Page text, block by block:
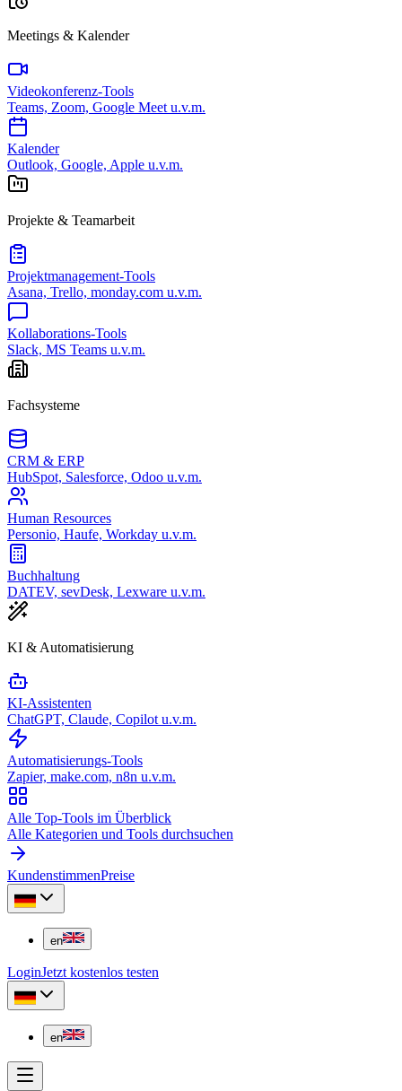
Meetings & Kalender
Videokonferenz-Tools
Teams, Zoom, Google Meet u.v.m.
Kalender
Outlook, Google, Apple u.v.m.
Projekte & Teamarbeit
Projektmanagement-Tools
Asana, Trello, monday.com u.v.m.
Kollaborations-Tools
Slack, MS Teams u.v.m.
Fachsysteme
CRM & ERP
HubSpot, Salesforce, Odoo u.v.m.
Human Resources
Personio, Haufe, Workday u.v.m.
Buchhaltung
DATEV, sevDesk, Lexware u.v.m.
KI & Automatisierung
KI-Assistenten
ChatGPT, Claude, Copilot u.v.m.
Automatisierungs-Tools
Zapier, make.com, n8n u.v.m.
Alle Top-Tools im Überblick
Alle Kategorien und Tools durchsuchen
KundenstimmenPreise
en
LoginJetzt kostenlos testen
en